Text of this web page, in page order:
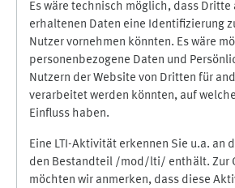
Es wäre technisch möglich, dass Dritte
erhaltenen Daten eine Identifizierung
Nutzer vornehmen könnten. Es wäre
personenbezogene Daten und
Nutzern der Website von Dritten für
verarbeitet werden könnten, auf
Einfluss haben.
Eine LTI-Aktivität erkennen Sie u.a. an
den Bestandteil /mod/lti/ enthält. Zur
möchten wir anmerken, dass diese